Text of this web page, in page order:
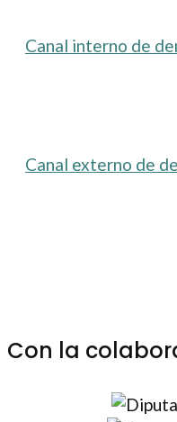
Canal interno de
Canal externo de
Con la